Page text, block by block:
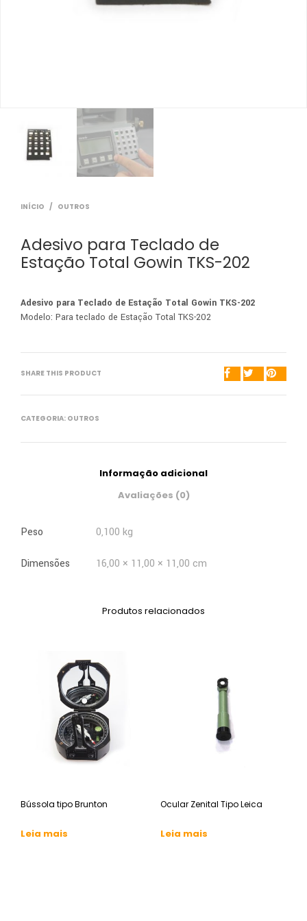
INÍCIO / OUTROS
Adesivo para Teclado de
Estação Total Gowin TKS-202
Adesivo para Teclado de Estação Total Gowin TKS-202
Modelo: Para teclado de Estação Total TKS-202
SHARE THIS PRODUCT
CATEGORIA: OUTROS
Informação adicional
Avaliações (0)
Peso 0,100 kg
Dimensões 16,00 × 11,00 × 11,00 cm
Produtos relacionados
Bússola tipo Brunton
Leia mais
Ocular Zenital Tipo Leica
Leia mais